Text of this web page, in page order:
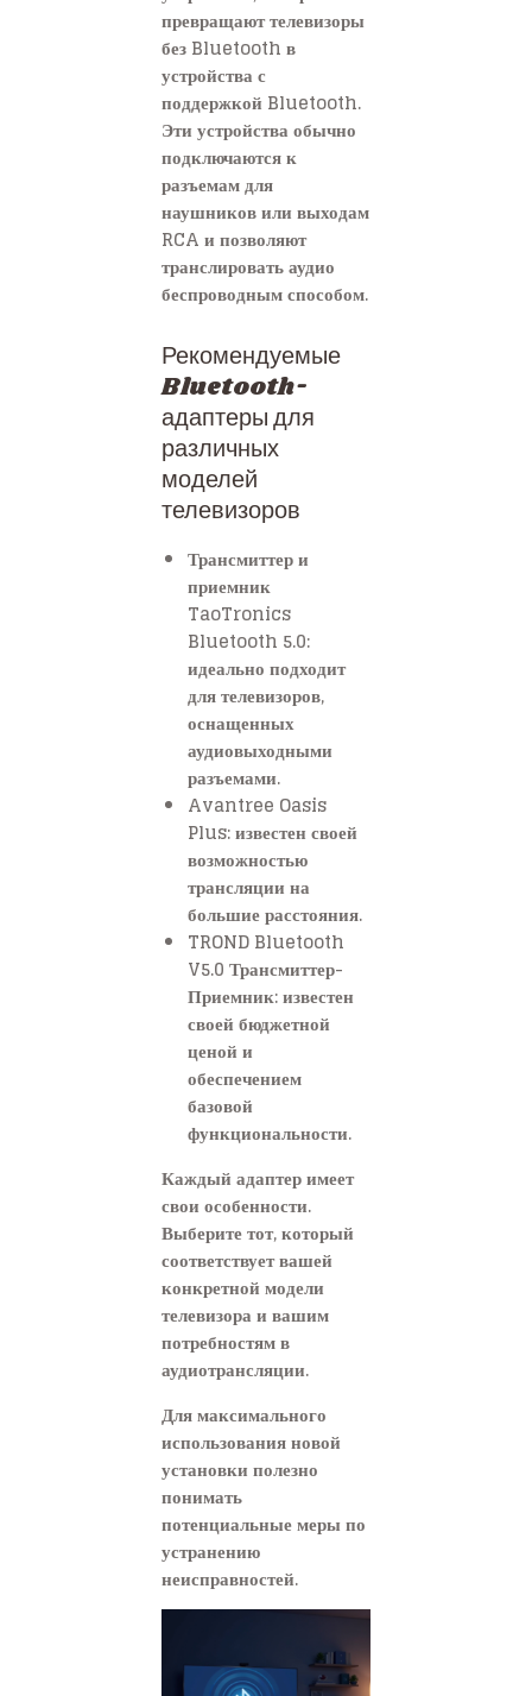
превращают телевизоры
без Bluetooth в
устройства с
поддержкой Bluetooth.
Эти устройства обычно
подключаются к
разъемам для
наушников или выходам
RCA и позволяют
транслировать аудио
беспроводным способом.
Рекомендуемые
Bluetooth-
адаптеры для
различных
моделей
телевизоров
Трансмиттер и
приемник
TaoTronics
Bluetooth 5.0:
идеально подходит
для телевизоров,
оснащенных
аудиовыходными
разъемами.
Avantree Oasis
Plus: известен своей
возможностью
трансляции на
большие расстояния.
TROND Bluetooth
V5.0 Трансмиттер-
Приемник: известен
своей бюджетной
ценой и
обеспечением
базовой
функциональности.
Каждый адаптер имеет
свои особенности.
Выберите тот, который
соответствует вашей
конкретной модели
телевизора и вашим
потребностям в
аудиотрансляции.
Для максимального
использования новой
установки полезно
понимать
потенциальные меры по
устранению
неисправностей.